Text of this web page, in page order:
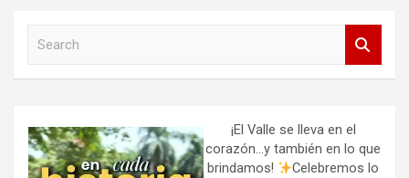
h
¡El Valle se lleva en el
corazón…y también en lo que
brindamos!
Celebremos lo